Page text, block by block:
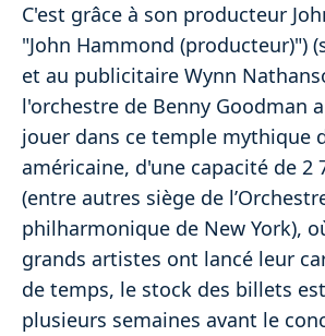
C'est grâce à son producteur
"John Hammond (producteur)")
et au publicitaire Wynn
l'orchestre de Benny Goodman
jouer dans ce temple mythique
américaine, d'une capacité de 2
(entre autres siège de
philharmonique de New York),
grands artistes ont lancé leur
de temps, le stock des billets
plusieurs semaines avant le